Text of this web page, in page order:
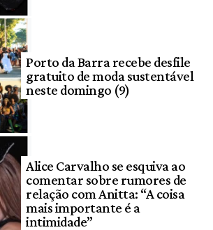
Porto da Barra recebe desfile
gratuito de moda sustentável
neste domingo (9)
Alice Carvalho se esquiva ao
comentar sobre rumores de
relação com Anitta: “A coisa
mais importante é a
intimidade”